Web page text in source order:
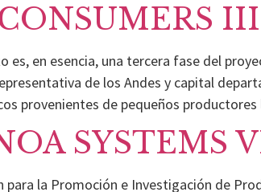
III
es, en esencia, una tercera fase del
de los Andes y capital
provenientes de pequeños
SYSTEMS
para la Promoción e Investigación de